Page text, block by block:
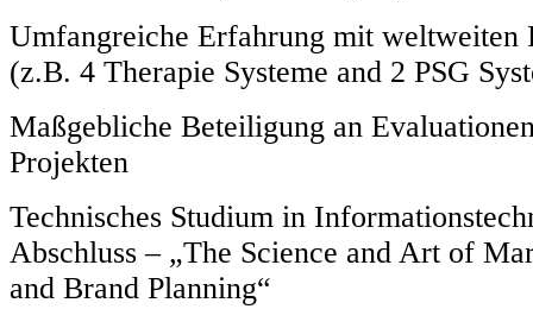
Umfangreiche Erfahrung mit weltweiten
(z.B. 4 Therapie Systeme and 2 PSG
Maßgebliche Beteiligung an
Projekten
Technisches Studium in
Abschluss – „The Science and Art of
and Brand Planning“